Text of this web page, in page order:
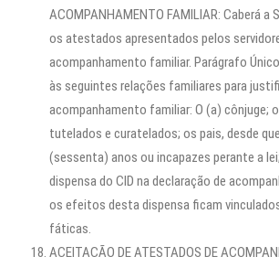
ACOMPANHAMENTO FAMILIAR: Caberá a
os atestados apresentados pelos
acompanhamento familiar. Parágrafo
às seguintes relações familiares para
acompanhamento familiar: O (a) cônjuge;
tutelados e curatelados; os pais, desde
(sessenta) anos ou incapazes perante a
dispensa do CID na declaração de
os efeitos desta dispensa ficam
fáticas.
ACEITAÇÃO DE ATESTADOS DE